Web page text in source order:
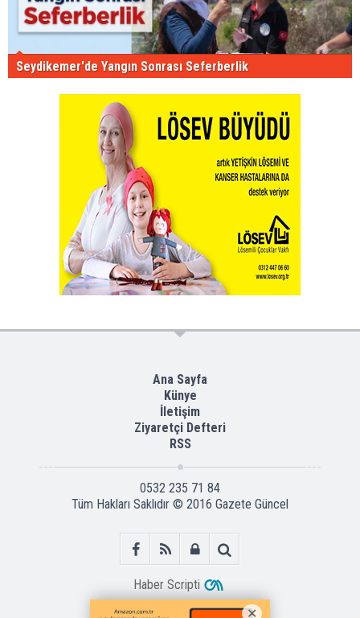
Seydikemer'de Yangın Sonrası Seferberlik
Ana Sayfa
Künye
İletişim
Ziyaretçi Defteri
RSS
0532 235 71 84
Tüm Hakları Saklıdır © 2016 Gazete Güncel
Haber Scripti